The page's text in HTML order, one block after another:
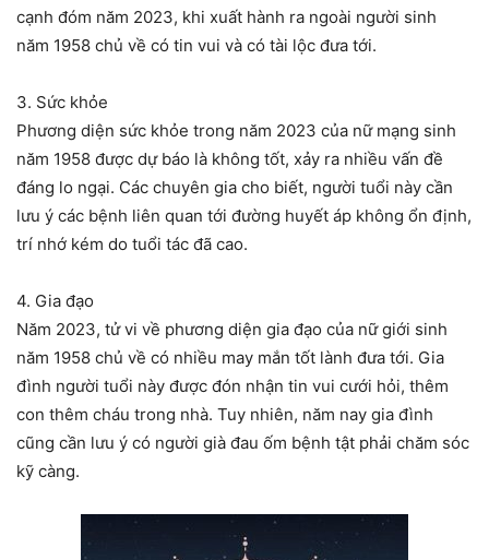
cạnh đóm năm 2023, khi xuất hành ra ngoài người sinh
năm 1958 chủ về có tin vui và có tài lộc đưa tới.
3. Sức khỏe
Phương diện sức khỏe trong năm 2023 của nữ mạng sinh
năm 1958 được dự báo là không tốt, xảy ra nhiều vấn đề
đáng lo ngại. Các chuyên gia cho biết, người tuổi này cần
lưu ý các bệnh liên quan tới đường huyết áp không ổn định,
trí nhớ kém do tuổi tác đã cao.
4. Gia đạo
Năm 2023, tử vi về phương diện gia đạo của nữ giới sinh
năm 1958 chủ về có nhiều may mắn tốt lành đưa tới. Gia
đình người tuổi này được đón nhận tin vui cưới hỏi, thêm
con thêm cháu trong nhà. Tuy nhiên, năm nay gia đình
cũng cần lưu ý có người già đau ốm bệnh tật phải chăm sóc
kỹ càng.